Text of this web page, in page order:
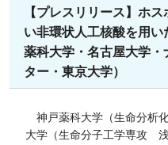
【プレスリリース】ホ
い非環状人工核酸を用
薬科大学・名古屋大学
ター・東京大学）
神戸薬科大学（生命分析
大学（生命分子工学専攻